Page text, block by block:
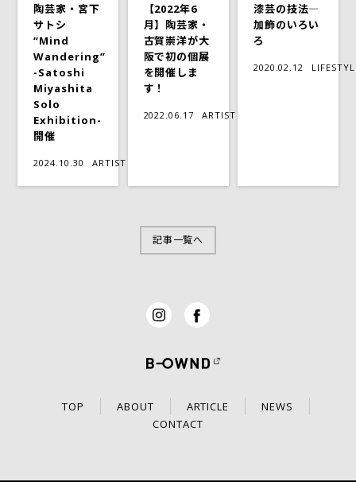
陶芸家・宮下
サトシ
“Mind
Wandering”
-Satoshi
Miyashita
Solo
Exhibition-
開催
2024.10.30 ARTIST
【2022年6
月】陶芸家・
古賀崇洋が大
阪で初の個展
を開催しま
す！
2022.06.17 ARTIST
漆芸の技法―
加飾のいろい
ろ
2020.02.12
記事一覧へ
TOP ABOUT ARTICLE
NEWS
CONTACT